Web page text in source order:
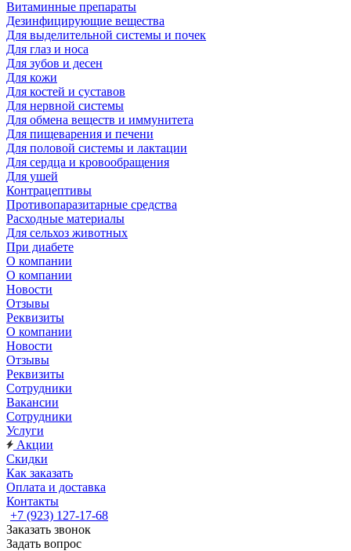
Витаминные препараты
Дезинфицирующие вещества
Для выделительной системы и почек
Для глаз и носа
Для зубов и десен
Для кожи
Для костей и суставов
Для нервной системы
Для обмена веществ и иммунитета
Для пищеварения и печени
Для половой системы и лактации
Для сердца и кровообращения
Для ушей
Контрацептивы
Противопаразитарные средства
Расходные материалы
Для сельхоз животных
При диабете
О компании
О компании
Новости
Отзывы
Реквизиты
О компании
Новости
Отзывы
Реквизиты
Сотрудники
Вакансии
Сотрудники
Услуги
Акции
Скидки
Как заказать
Оплата и доставка
Контакты
+7 (923) 127-17-68
Заказать звонок
Задать вопрос